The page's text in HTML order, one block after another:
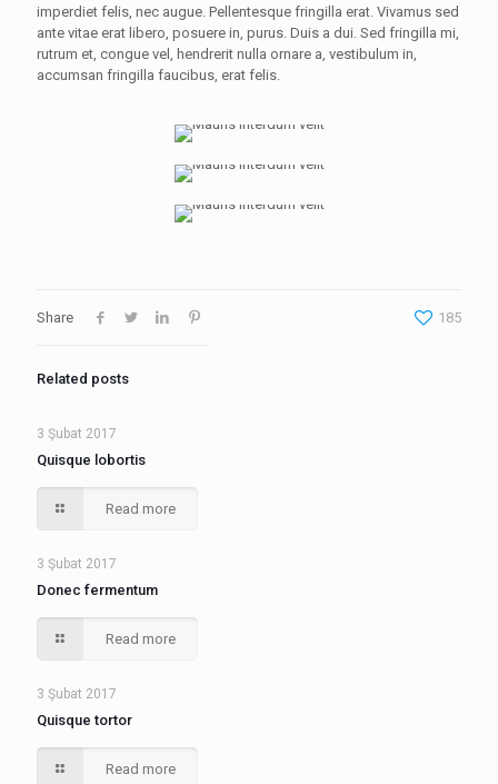
imperdiet felis, nec augue. Pellentesque fringilla erat. Vivamus sed
ante vitae erat libero, posuere in, purus. Duis a dui. Sed fringilla mi,
rutrum et, congue vel, hendrerit nulla ornare a, vestibulum in,
accumsan fringilla faucibus, erat felis.
Share 185
Related posts
3 Şubat 2017
Quisque lobortis
Read more
3 Şubat 2017
Donec fermentum
Read more
3 Şubat 2017
Quisque tortor
Read more